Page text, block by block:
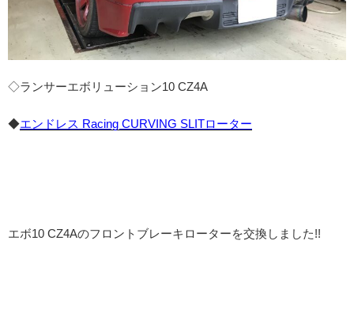
◇ランサーエボリューション10 CZ4A
◆エンドレス Racing CURVING SLITローター
エボ10 CZ4Aのフロントブレーキローターを交換しました!!